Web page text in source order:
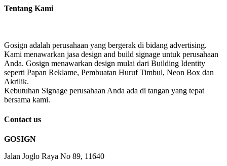
Tentang Kami
Gosign adalah perusahaan yang bergerak di bidang advertising.
Kami menawarkan jasa design and build signage untuk perusahaan
Anda. Gosign menawarkan design mulai dari Building Identity
seperti Papan Reklame, Pembuatan Huruf Timbul, Neon Box dan
Akrilik.
Kebutuhan Signage perusahaan Anda ada di tangan yang tepat
bersama kami.
Contact us
GOSIGN
Jalan Joglo Raya No 89, 11640